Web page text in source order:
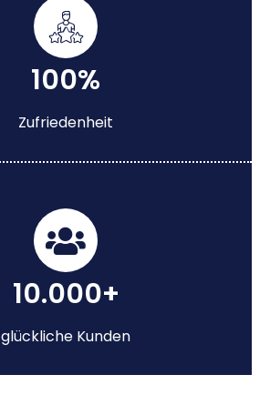
100%
Zufriedenheit
10.000+
glückliche Kunden